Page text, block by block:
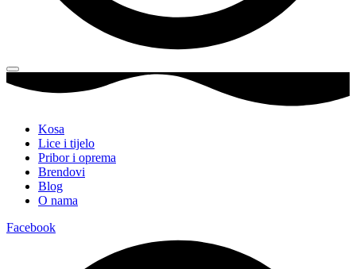
Kosa
Lice i tijelo
Pribor i oprema
Brendovi
Blog
O nama
Facebook